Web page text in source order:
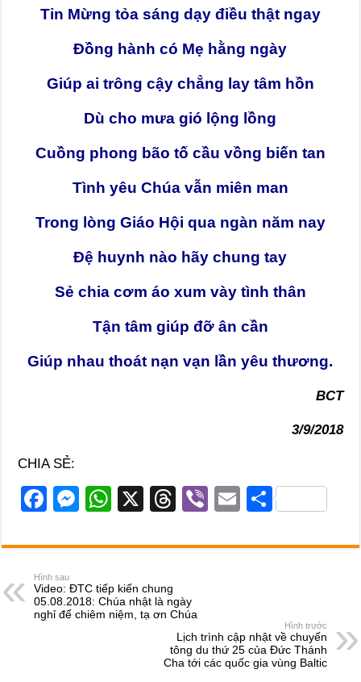
Tin Mừng tỏa sáng dạy điều thật ngay
Đồng hành có Mẹ hằng ngày
Giúp ai trông cậy chẳng lay tâm hồn
Dù cho mưa gió lộng lồng
Cuồng phong bão tố cầu vồng biến tan
Tình yêu Chúa vẫn miên man
Trong lòng Giáo Hội qua ngàn năm nay
Đệ huynh nào hãy chung tay
Sẻ chia cơm áo xum vày tình thân
Tận tâm giúp đỡ ân cần
Giúp nhau thoát nạn vạn lần yêu thương.
BCT
3/9/2018
CHIA SẺ:
F
c
e
b
o
M
ss
n
g
W
at
A
p
X
T
e
d
s
Vi
er
E
ail
S
ar
Hình sau
Video: ĐTC tiếp kiến chung
05.08.2018: Chúa nhật là ngày
nghỉ để chiêm niệm, tạ ơn Chúa
Hình trước
Lịch trình cập nhật về chuyến
tông du thứ 25 của Đức Thánh
Cha tới các quốc gia vùng Baltic